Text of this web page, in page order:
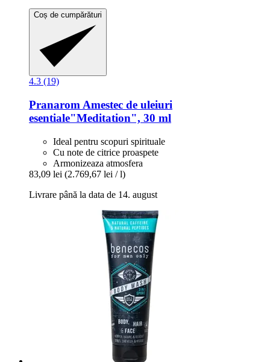
Coș de cumpărături
4.3 (19)
Pranarom Amestec de uleiuri
esentiale"Meditation", 30 ml
Ideal pentru scopuri spirituale
Cu note de citrice proaspete
Armonizeaza atmosfera
83,09 lei (2.769,67 lei / l)
Livrare până la data de 14. august